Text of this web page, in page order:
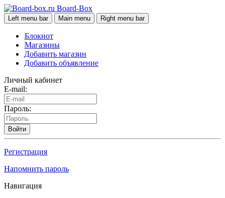
Board-Box
Left menu bar Main menu Right menu bar
Блокнот
Магазины
Добавить магазин
Добавить объявление
Личный кабинет
E-mail:
Пароль:
Войти
Регистрация
Напомнить пароль
Навигация